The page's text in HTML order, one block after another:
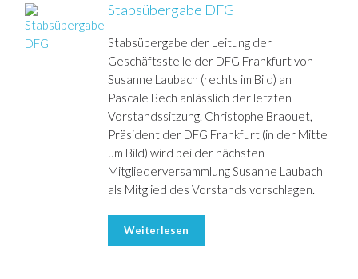
Stabsübergabe DFG
Stabsübergabe der Leitung der
Geschäftsstelle der DFG Frankfurt von
Susanne Laubach (rechts im Bild) an
Pascale Bech anlässlich der letzten
Vorstandssitzung. Christophe Braouet,
Präsident der DFG Frankfurt (in der Mitte
um Bild) wird bei der nächsten
Mitgliederversammlung Susanne Laubach
als Mitglied des Vorstands vorschlagen.
Weiterlesen